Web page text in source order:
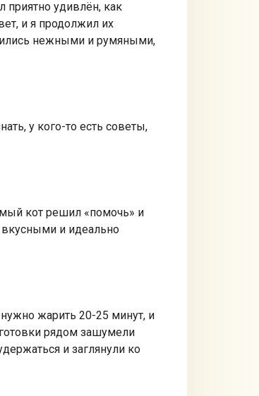
приятно удивлён, как
и я продолжил их
нежными и румяными,
у кого-то есть советы,
кот решил «помочь» и
вкусными и идеально
жарить 20-25 минут, и
рядом зашумели
и заглянули ко